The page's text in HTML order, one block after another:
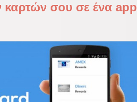
καρτών σου σε ένα app